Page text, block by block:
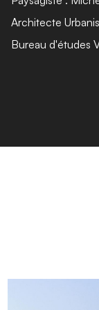
Architecte
Bureau d'études